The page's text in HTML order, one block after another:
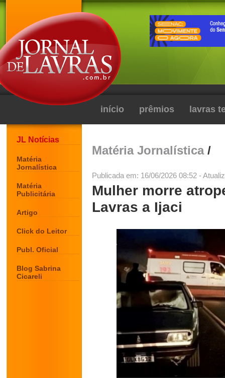
início prêmios lavras
JL Notícias
Matéria
Jornalística
Matéria
Publicitária
Artigo
Click do Leitor
Publ. Oficial
Blog Sabrina
Cicareli
Matéria Jornalística/
Publicada em: 16/06/2026 08:52 -
Mulher morre
Lavras a Ijaci